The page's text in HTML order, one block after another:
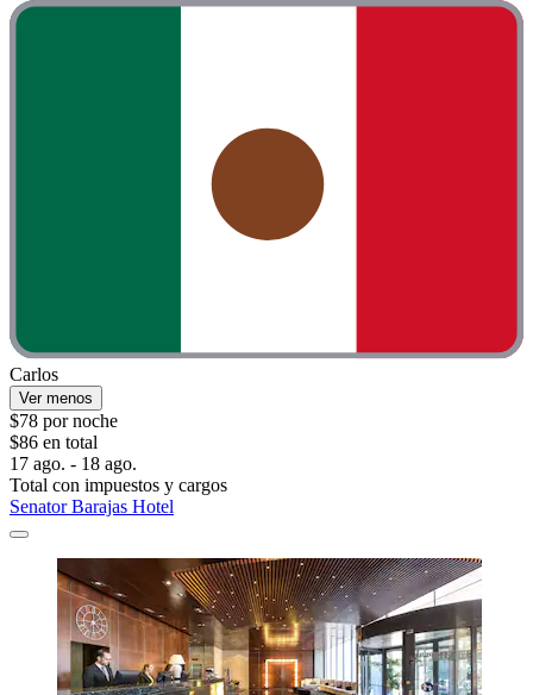
Carlos
Ver menos
$78 por noche
$86 en total
17 ago. - 18 ago.
Total con impuestos y cargos
Senator Barajas Hotel